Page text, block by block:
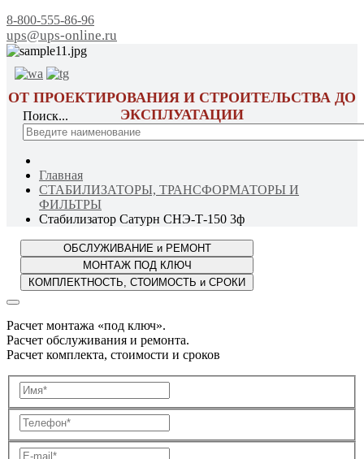
8-800-555-86-96
ups@ups-online.ru
ОТ ПРОЕКТИРОВАНИЯ И СТРОИТЕЛЬСТВА ДО
ЭКСПЛУАТАЦИИ
Поиск...
Главная
СТАБИЛИЗАТОРЫ, ТРАНСФОРМАТОРЫ И
ФИЛЬТРЫ
Стабилизатор Сатурн СНЭ-Т-150 3ф
Расчет монтажа «под ключ».
Расчет обслуживания и ремонта.
Расчет комплекта, стоимости и сроков